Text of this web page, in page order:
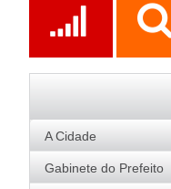
A Cidade
História
Gabinete do Prefeito